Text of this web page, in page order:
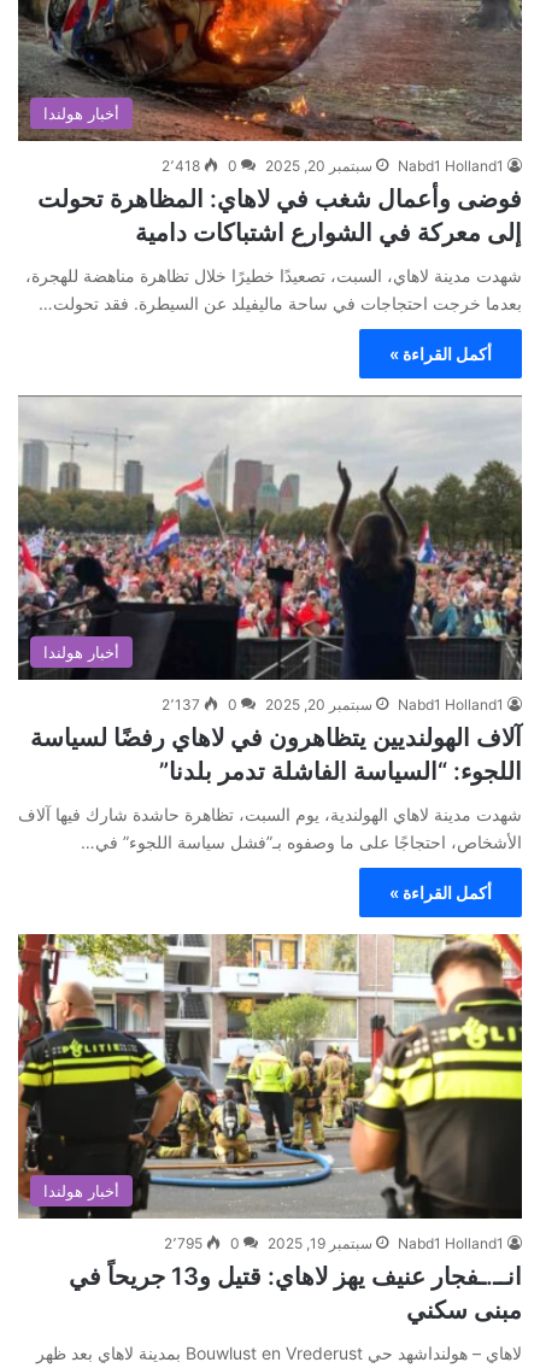
أخبار هولندا
Nabd1 Holland1 سبتمبر 20, 2025 0 2٬418
فوضى وأعمال شغب في لاهاي: المظاهرة تحولت
إلى معركة في الشوارع اشتباكات دامية
شهدت مدينة لاهاي، السبت، تصعيدًا خطيرًا خلال تظاهرة مناهضة للهجرة،
بعدما خرجت احتجاجات في ساحة ماليفيلد عن السيطرة. فقد تحولت…
أكمل القراءة »
أخبار هولندا
Nabd1 Holland1 سبتمبر 20, 2025 0 2٬137
آلاف الهولنديين يتظاهرون في لاهاي رفضًا لسياسة
اللجوء: “السياسة الفاشلة تدمر بلدنا”
شهدت مدينة لاهاي الهولندية، يوم السبت، تظاهرة حاشدة شارك فيها آلاف
الأشخاص، احتجاجًا على ما وصفوه بـ”فشل سياسة اللجوء” في…
أكمل القراءة »
أخبار هولندا
Nabd1 Holland1 سبتمبر 19, 2025 0 2٬795
انــ.ـفجار عنيف يهز لاهاي: قتيل و13 جريحاً في
مبنى سكني
لاهاي – هولنداشهد حي Bouwlust en Vrederust بمدينة لاهاي بعد ظهر